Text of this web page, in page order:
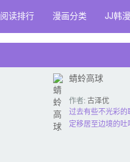
阅读排行 漫画分类 JJ韩漫
蜻蛉高球
作者:古泽优
过去有些不光彩
定移居至边境的吐